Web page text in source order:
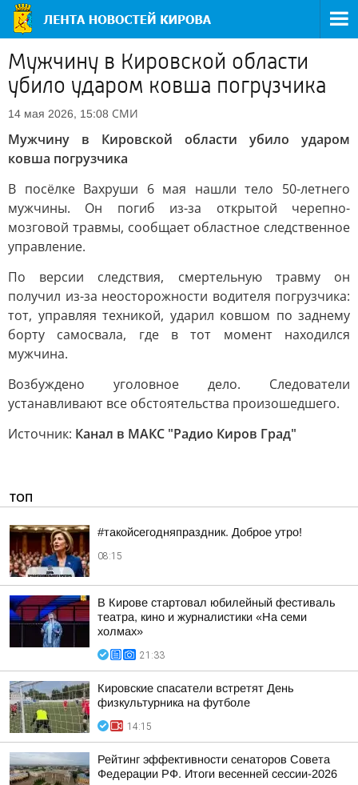
Мужчину в Кировской области
убило ударом ковша погрузчика
14 мая 2026, 15:08 СМИ
Мужчину в Кировской области убило ударом
ковша погрузчика
В посёлке Вахруши 6 мая нашли тело 50-летнего
мужчины. Он погиб из-за открытой черепно-
мозговой травмы, сообщает областное следственное
управление.
По версии следствия, смертельную травму он
получил из-за неосторожности водителя погрузчика:
тот, управляя техникой, ударил ковшом по заднему
борту самосвала, где в тот момент находился
мужчина.
Возбуждено уголовное дело. Следователи
устанавливают все обстоятельства произошедшего.
Источник: Канал в МАКС "Радио Киров Град"
ТОП
#такойсегодняпраздник. Доброе утро!
08:15
В Кирове стартовал юбилейный фестиваль
театра, кино и журналистики «На семи
холмах»
21:33
Кировские спасатели встретят День
физкультурника на футболе
14:15
Рейтинг эффективности сенаторов Совета
Федерации РФ. Итоги весенней сессии-2026